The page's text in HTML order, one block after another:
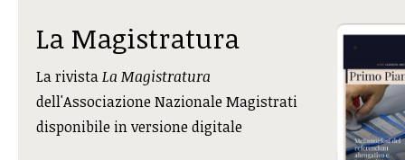
La Magistratura
La rivistaLa Magistratura
dell'Associazione Nazionale Magistrati
disponibile in versione digitale